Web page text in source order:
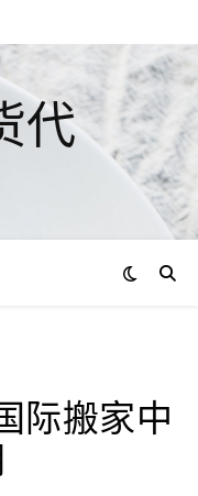
代
际搬家中